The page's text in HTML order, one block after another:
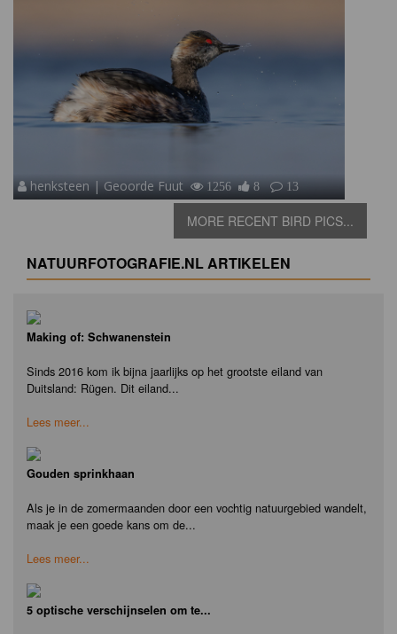
henksteen | Geoorde Fuut 1256 8 13
MORE RECENT BIRD PICS...
NATUURFOTOGRAFIE.NL ARTIKELEN
Making of: Schwanenstein
Sinds 2016 kom ik bijna jaarlijks op het grootste eiland van
Duitsland: Rügen. Dit eiland...
Lees meer...
Gouden sprinkhaan
Als je in de zomermaanden door een vochtig natuurgebied wandelt,
maak je een goede kans om de...
Lees meer...
5 optische verschijnselen om te...